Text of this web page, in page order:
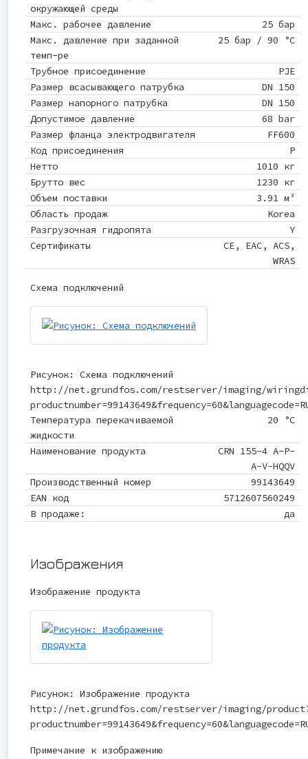
окружающей среды
Макс. рабочее давление
25 бар
Макс. давление при заданной
темп-ре
25 бар / 90 °C
Трубное присоединение
PJE
Размер всасывающего патрубка
DN 150
Размер напорного патрубка
DN 150
Допустимое давление
68 bar
Размер фланца электродвигателя
FF600
Код присоединения
P
Нетто
1010 кг
Брутто вес
1230 кг
Объем поставки
3.91 м³
Область продаж
Korea
Разгрузочная гидропята
Y
Сертификаты
CE, EAC, ACS,
WRAS
Схема подключений
Рисунок: Схема подключений
http://net.grundfos.com/restserver/imaging/
Температура перекачиваемой
жидкости
20 °C
Наименование продукта
CRN 155-4 A-P-
A-V-HQQV
Производственный номер
99143649
EAN код
5712607560249
В продаже:
да
Изображения
Изображение продукта
Рисунок: Изображение продукта
http://net.grundfos.com/restserver/imaging/
Примечание к изображению